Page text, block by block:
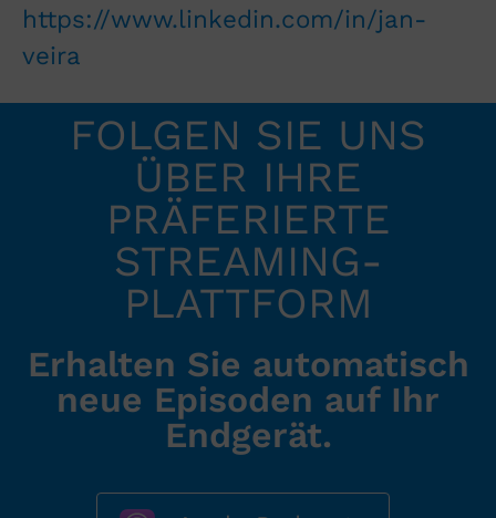
https://www.linkedin.com/in/jan-
veira
FOLGEN SIE UNS
ÜBER IHRE
PRÄFERIERTE
STREAMING-
PLATTFORM
Erhalten Sie automatisch
neue Episoden auf Ihr
Endgerät.